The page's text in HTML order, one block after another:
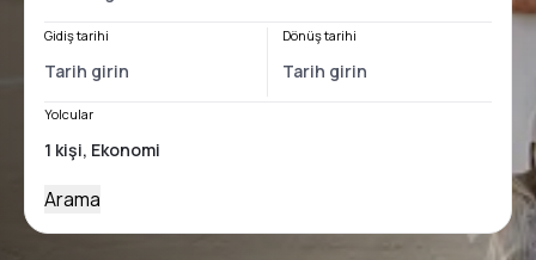
Gidiş tarihi Dönüş tarihi
Yolcular
Arama